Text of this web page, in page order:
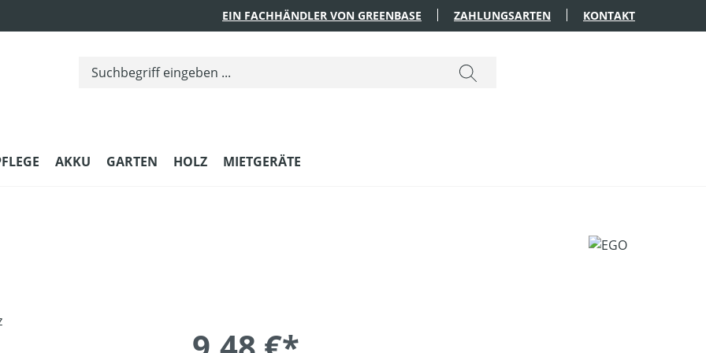
EIN FACHHÄNDLER VON GREENBASE ZAHLUNGSARTEN KONTAKT
AKKU GARTEN HOLZ MIETGERÄTE